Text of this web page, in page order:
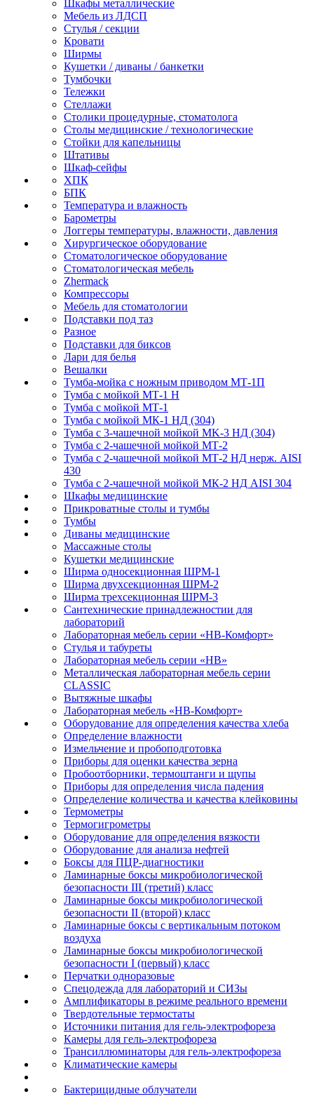
Шкафы металлические
Мебель из ЛДСП
Стулья / секции
Кровати
Ширмы
Кушетки / диваны / банкетки
Тумбочки
Тележки
Стеллажи
Столики процедурные, стоматолога
Столы медицинские / технологические
Стойки для капельницы
Штативы
Шкаф-сейфы
ХПК
БПК
Температура и влажность
Барометры
Логгеры температуры, влажности, давления
Хирургическое оборудование
Стоматологическое оборудование
Стоматологическая мебель
Zhermack
Компрессоры
Мебель для стоматологии
Подставки под таз
Разное
Подставки для биксов
Лари для белья
Вешалки
Тумба-мойка с ножным приводом МТ-1П
Тумба с мойкой МТ-1 Н
Тумба с мойкой МТ-1
Тумба с мойкой МК-1 НД (304)
Тумба с 3-чашечной мойкой МK-3 НД (304)
Тумба с 2-чашечной мойкой МТ-2
Тумба с 2-чашечной мойкой МТ-2 НД нерж. AISI
430
Тумба с 2-чашечной мойкой МК-2 НД AISI 304
Шкафы медицинские
Прикроватные столы и тумбы
Тумбы
Диваны медицинские
Массажные столы
Кушетки медицинские
Ширма односекционная ШРМ-1
Ширма двухсекционная ШРМ-2
Ширма трехсекционная ШРМ-3
Сантехнические принадлежностии для
лабораторий
Лабораторная мебель серии «НВ-Комфорт»
Стулья и табуреты
Лабораторная мебель серии «НВ»
Металлическая лабораторная мебель серии
CLASSIC
Вытяжные шкафы
Лабораторная мебель «НВ-Комфорт»
Оборудование для определения качества хлеба
Определение влажности
Измельчение и пробоподготовка
Приборы для оценки качества зерна
Пробоотборники, термоштанги и щупы
Приборы для определения числа падения
Определение количества и качества клейковины
Термометры
Термогигрометры
Оборудование для определения вязкости
Оборудование для анализа нефтей
Боксы для ПЦР-диагностики
Ламинарные боксы микробиологической
безопасности III (третий) класс
Ламинарные боксы микробиологической
безопасности II (второй) класс
Ламинарные боксы с вертикальным потоком
воздуха
Ламинарные боксы микробиологической
безопасности I (первый) класс
Перчатки одноразовые
Спецодежда для лабораторий и СИЗы
Амплификаторы в режиме реального времени
Твердотельные термостаты
Источники питания для гель-электрофореза
Камеры для гель-электрофореза
Трансиллюминаторы для гель-электрофореза
Климатические камеры
Бактерицидные облучатели